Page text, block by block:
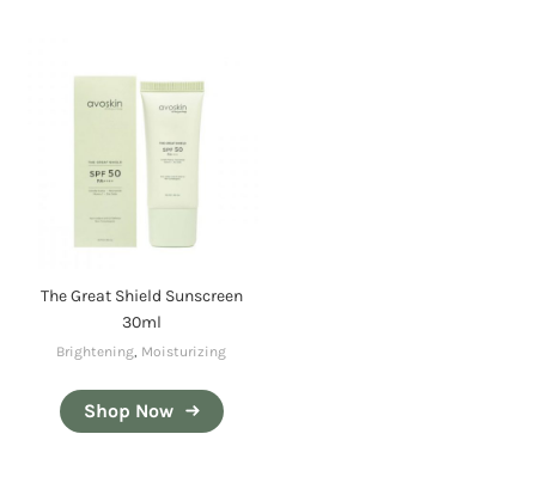
The Great Shield Sunscreen
30ml
Brightening Moisturizing
Shop Now